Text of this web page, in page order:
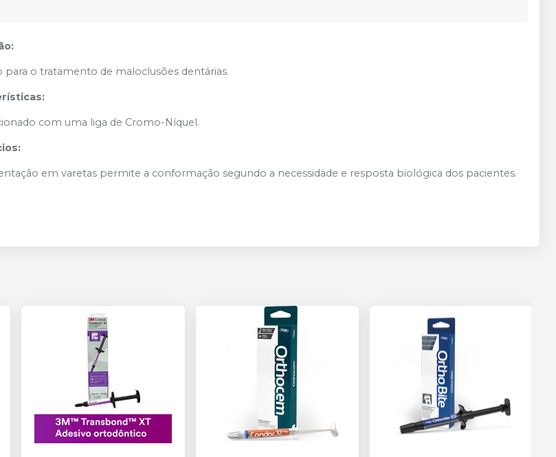
para o tratamento de maloclusões dentárias.
com uma liga de Cromo-Níquel.
em varetas permite a conformação segundo a necessidade e resposta biológica dos pacientes.